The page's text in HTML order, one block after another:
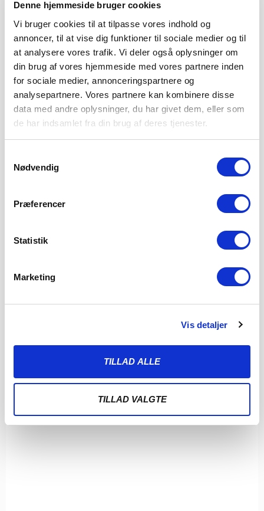
Denne hjemmeside bruger cookies
Vi bruger cookies til at tilpasse vores indhold og
annoncer, til at vise dig funktioner til sociale medier og til
at analysere vores trafik. Vi deler også oplysninger om
din brug af vores hjemmeside med vores partnere inden
for sociale medier, annonceringspartnere og
analysepartnere. Vores partnere kan kombinere disse
data med andre oplysninger, du har givet dem, eller som
de har indsamlet fra din brug af deres tjenester.
Nødvendig
Præferencer
Statistik
Marketing
Vis detaljer
TILLAD ALLE
TILLAD VALGTE
STORE SØNDAGSSLAG VENTER
Kampene i runde 8 og 9 i 3F Superliga er nu programsat. Der
LÆS MERE